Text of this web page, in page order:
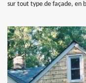
sur tout type de façade, en